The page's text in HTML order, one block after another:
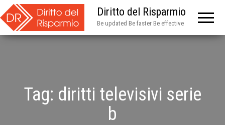
Diritto del Risparmio
Be updated Be faster Be effective
Tag: diritti televisivi serie
b